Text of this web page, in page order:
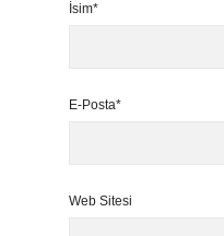
İsim*
E-Posta*
Web Sitesi